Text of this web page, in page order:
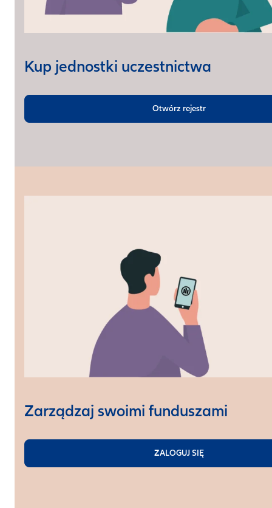
Kup jednostki uczestnictwa
Otwórz rejestr
Zarządzaj swoimi funduszami
ZALOGUJ SIĘ